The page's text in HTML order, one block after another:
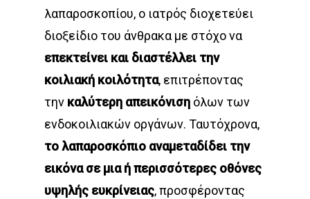
λαπαροσκοπίου, ο ιατρός διοχετεύει
διοξείδιο του άνθρακα με στόχο να
επεκτείνει και διαστέλλει την
κοιλιακή κοιλότητα, επιτρέποντας
την καλύτερη απεικόνιση όλων των
ενδοκοιλιακών οργάνων. Ταυτόχρονα,
το λαπαροσκόπιο αναμεταδίδει την
εικόνα σε μια ή περισσότερες οθόνες
υψηλής ευκρίνειας, προσφέροντας